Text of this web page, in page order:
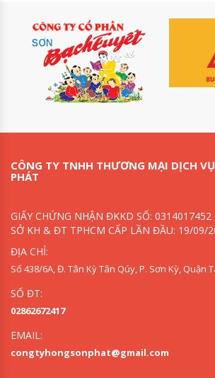
CÔNG TY TNHH THƯƠNG MẠI DỊCH
PHÁT
GIẤY CHỨNG NHẬN ĐKKD SỐ: 0314017452
SỞ KH & ĐT TPHCM CẤP LẦN ĐẦU: 19/09/
ĐỊA CHỈ:
Số 438/6A, Đ. Tân Kỳ Tân Qúy, P. Sơn Kỳ, Quận
SỐ ĐT:
02862672417
EMAIL:
congtyhongsonphat@gmail.com